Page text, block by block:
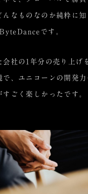
んなものなのか純粋に知
です。
会社の1年分の売り上げ
で、ユニコーンの開発
ごく楽しかったです。